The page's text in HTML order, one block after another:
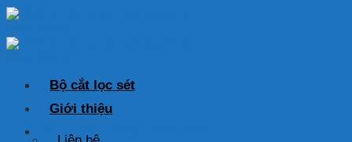
Skip
content
HOTLINE: 0925 038 097
Bộ cắt lọc sét
Giới thiệu